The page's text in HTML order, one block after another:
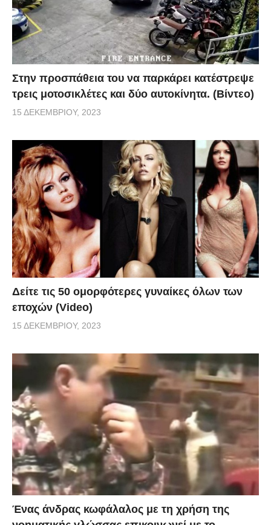
Στην προσπάθεια του να παρκάρει κατέστρεψε
τρεις μοτοσικλέτες και δύο αυτοκίνητα. (Βίντεο)
15 ΔΕΚΕΜΒΡΊΟΥ, 2023
Δείτε τις 50 ομορφότερες γυναίκες όλων των
εποχών (Video)
15 ΔΕΚΕΜΒΡΊΟΥ, 2023
Ένας άνδρας κωφάλαλος με τη χρήση της